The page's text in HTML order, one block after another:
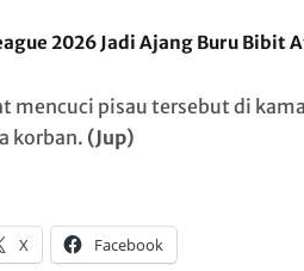
2026 Jadi Ajang Buru Bibit
mencuci pisau tersebut di
korban. (Jup)
X Facebook